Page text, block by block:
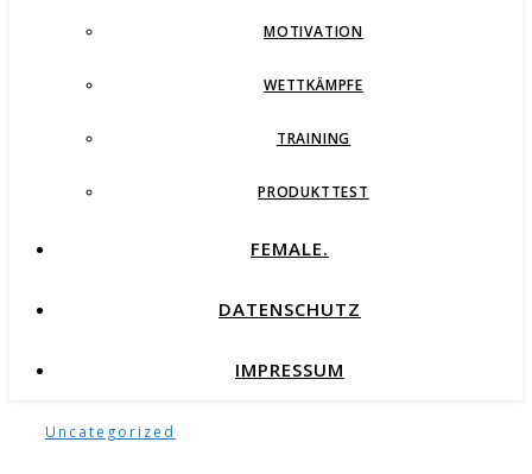
MOTIVATION
WETTKÄMPFE
TRAINING
PRODUKTTEST
FEMALE.
DATENSCHUTZ
IMPRESSUM
Uncategorized